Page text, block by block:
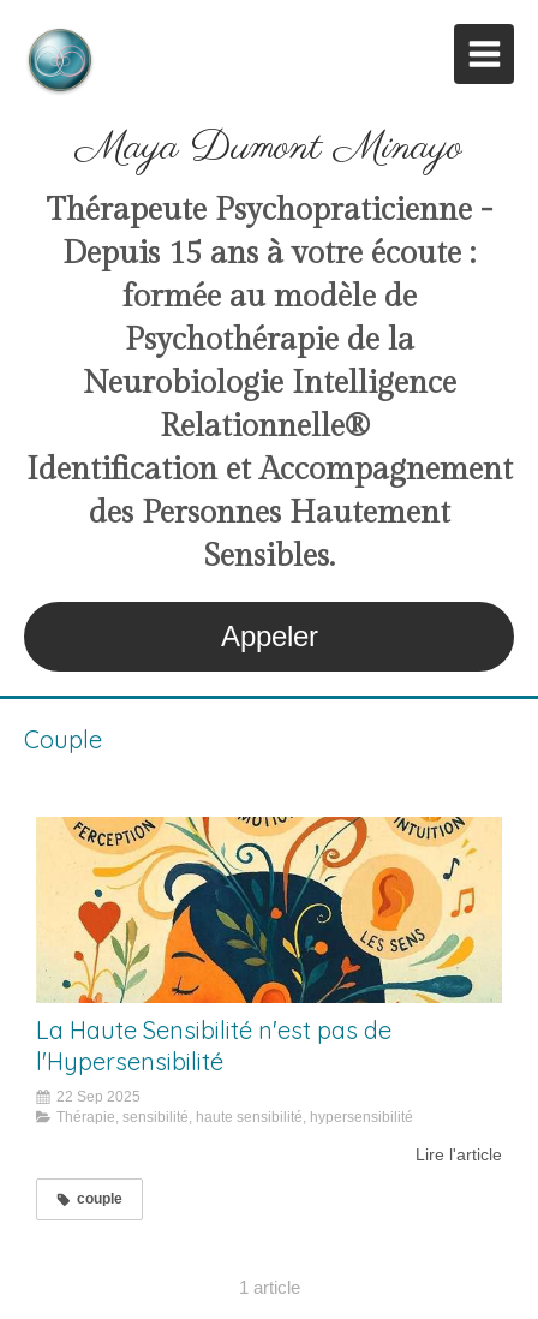
Maya Dumont Minayo
Thérapeute Psychopraticienne -
Depuis 15 ans à votre écoute :
formée au modèle de
Psychothérapie de la
Neurobiologie Intelligence
Relationnelle®
Identification et Accompagnement
des Personnes Hautement
Sensibles.
Appeler
Couple
La Haute Sensibilité n'est pas de
l'Hypersensibilité
22 Sep 2025
Thérapie, sensibilité, haute sensibilité, hypersensibilité
Lire l'article
couple
1 article